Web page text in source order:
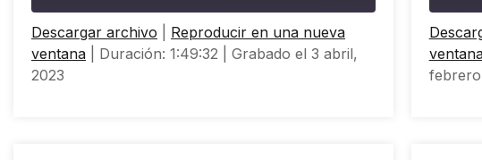
FEED RSS
COMPARTIR
Descargar archivo
Reproducir en una nueva
ventana
Duración: 1:49:32
Grabado el 3 abril,
2023